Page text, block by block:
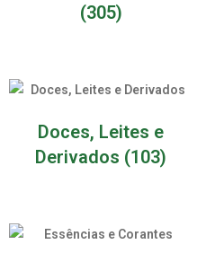
(305)
Doces, Leites e
Derivados (103)